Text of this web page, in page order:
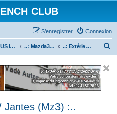
CLUB
Connexion
S’enregistrer
..: TOUS les Véhicules MAZDA :.. ..: Mazda3 :.. ..: Extérieur / Eclairage / Jantes (Mz3) :..
Jantes (Mz3) :..